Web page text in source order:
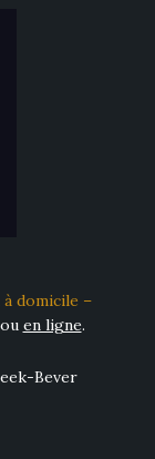
domicile –
en ligne.
Bever